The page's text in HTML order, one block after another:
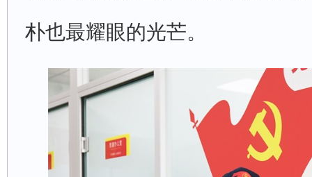
朴也最耀眼的光芒。